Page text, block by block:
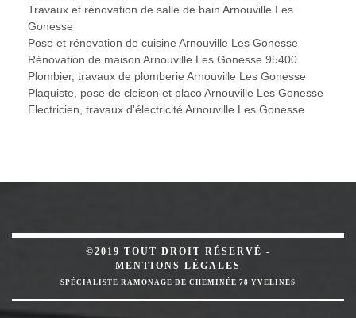
Travaux et rénovation de salle de bain Arnouville Les
Gonesse
Pose et rénovation de cuisine Arnouville Les Gonesse
Rénovation de maison Arnouville Les Gonesse 95400
Plombier, travaux de plomberie Arnouville Les Gonesse
Plaquiste, pose de cloison et placo Arnouville Les Gonesse
Electricien, travaux d'électricité Arnouville Les Gonesse
©2019 TOUT DROIT RÉSERVÉ -
MENTIONS LÉGALES
SPÉCIALISTE RAMONAGE DE CHEMINÉE 78 YVELINES